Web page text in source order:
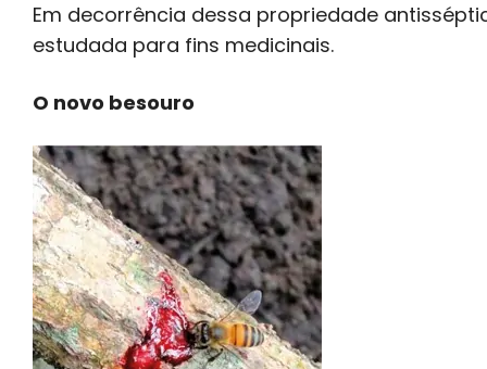
Em decorrência dessa propriedade
estudada para fins medicinais.
O novo besouro